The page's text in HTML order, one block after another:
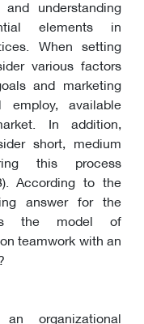
understanding
elements in
When setting
various factors
and marketing
available
In addition,
short, medium
this process
According to the
answer for the
the model of
teamwork with an
organizational